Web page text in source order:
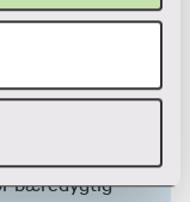
designere,
og
fremtidens
bæredygtig